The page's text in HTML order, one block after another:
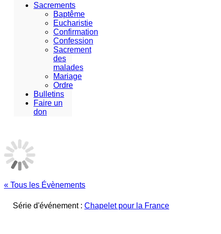
Sacrements
Baptême
Eucharistie
Confirmation
Confession
Sacrement
des
malades
Mariage
Ordre
Bulletins
Faire un
don
« Tous les Évènements
Série d'événement : Chapelet pour la France